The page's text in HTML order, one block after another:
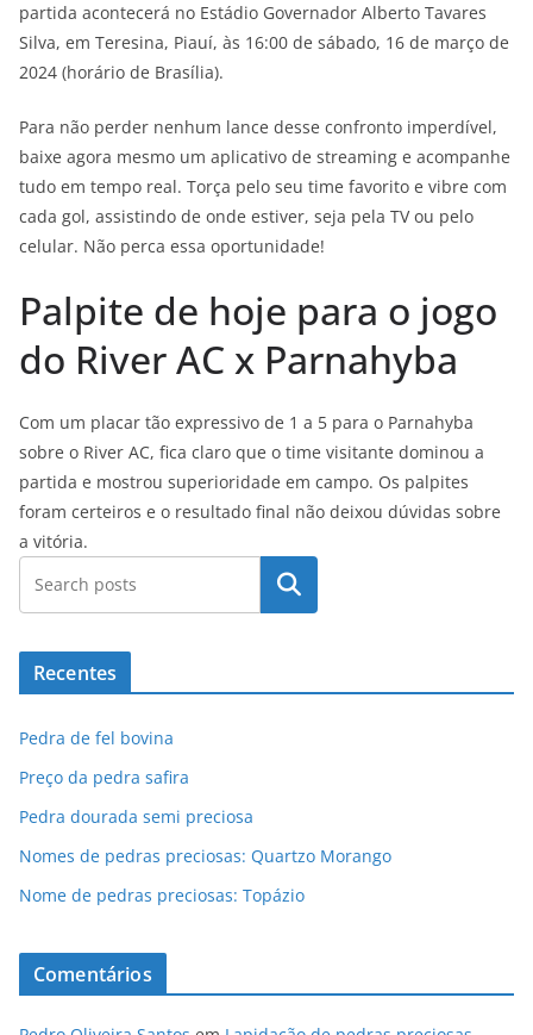
partida acontecerá no Estádio Governador Alberto Tavares
Silva, em Teresina, Piauí, às 16:00 de sábado, 16 de março de
2024 (horário de Brasília).
Para não perder nenhum lance desse confronto imperdível,
baixe agora mesmo um aplicativo de streaming e acompanhe
tudo em tempo real. Torça pelo seu time favorito e vibre com
cada gol, assistindo de onde estiver, seja pela TV ou pelo
celular. Não perca essa oportunidade!
Palpite de hoje para o jogo
do River AC x Parnahyba
Com um placar tão expressivo de 1 a 5 para o Parnahyba
sobre o River AC, fica claro que o time visitante dominou a
partida e mostrou superioridade em campo. Os palpites
foram certeiros e o resultado final não deixou dúvidas sobre
a vitória.
Pesquisar
Recentes
Pedra de fel bovina
Preço da pedra safira
Pedra dourada semi preciosa
Nomes de pedras preciosas: Quartzo Morango
Nome de pedras preciosas: Topázio
Comentários